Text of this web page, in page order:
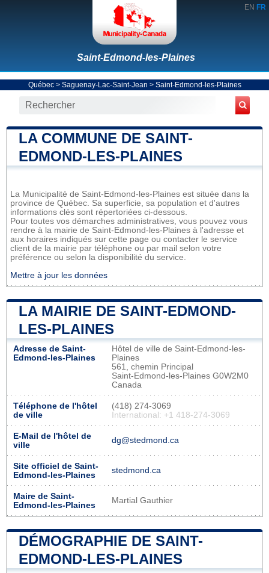
EN FR
Saint-Edmond-les-Plaines
Québec> Saguenay-Lac-Saint-Jean > Saint-Edmond-les-Plaines
LA COMMUNE DE SAINT-
EDMOND-LES-PLAINES
La Municipalité de Saint-Edmond-les-Plaines est située dans la
province de Québec. Sa superficie, sa population et d'autres
informations clés sont répertoriées ci-dessous.
Pour toutes vos démarches administratives, vous pouvez vous
rendre à la mairie de Saint-Edmond-les-Plaines à l'adresse et
aux horaires indiqués sur cette page ou contacter le service
client de la mairie par téléphone ou par mail selon votre
préférence ou selon la disponibilité du service.
Mettre à jour les données
LA MAIRIE DE SAINT-EDMOND-
LES-PLAINES
Adresse de Saint-
Edmond-les-Plaines
Hôtel de ville de Saint-Edmond-les-
Plaines
561, chemin Principal
Saint-Edmond-les-Plaines G0W2M0
Canada
Téléphone de l'hôtel
de ville
(418) 274-3069
International: +1 418-274-3069
E-Mail de l'hôtel de
ville
dg@stedmond.ca
Site officiel de Saint-
Edmond-les-Plaines
stedmond.ca
Maire de Saint-
Edmond-les-Plaines
Martial Gauthier
DÉMOGRAPHIE DE SAINT-
EDMOND-LES-PLAINES